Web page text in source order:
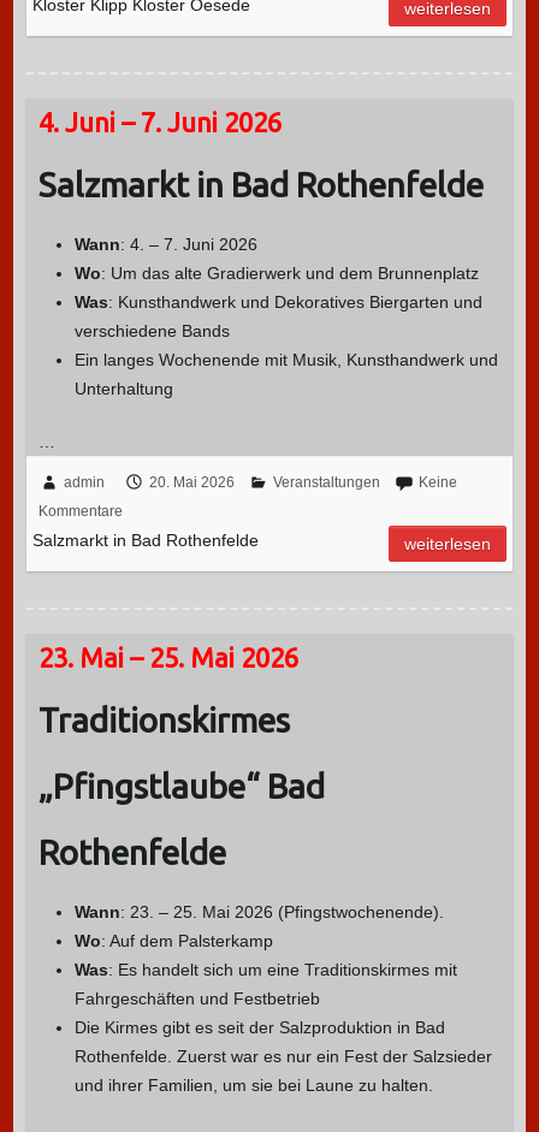
Kloster Klipp Kloster Oesede weiterlesen
4. Juni – 7. Juni 2026
Salzmarkt in Bad Rothenfelde
Wann: 4. – 7. Juni 2026
Wo: Um das alte Gradierwerk und dem Brunnenplatz
Was: Kunsthandwerk und Dekoratives Biergarten und
verschiedene Bands
Ein langes Wochenende mit Musik, Kunsthandwerk und
Unterhaltung
…
admin 20. Mai 2026 Veranstaltungen
Keine
Kommentare
Salzmarkt in Bad Rothenfelde weiterlesen
23. Mai – 25. Mai 2026
Traditionskirmes
„Pfingstlaube“ Bad
Rothenfelde
Wann: 23. – 25. Mai 2026 (Pfingstwochenende).
Wo: Auf dem Palsterkamp
Was: Es handelt sich um eine Traditionskirmes mit
Fahrgeschäften und Festbetrieb
Die Kirmes gibt es seit der Salzproduktion in Bad
Rothenfelde. Zuerst war es nur ein Fest der Salzsieder
und ihrer Familien, um sie bei Laune zu halten.